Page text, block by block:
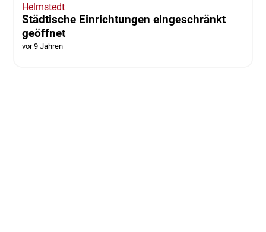
Helmstedt
Städtische Einrichtungen eingeschränkt
geöffnet
vor 9 Jahren